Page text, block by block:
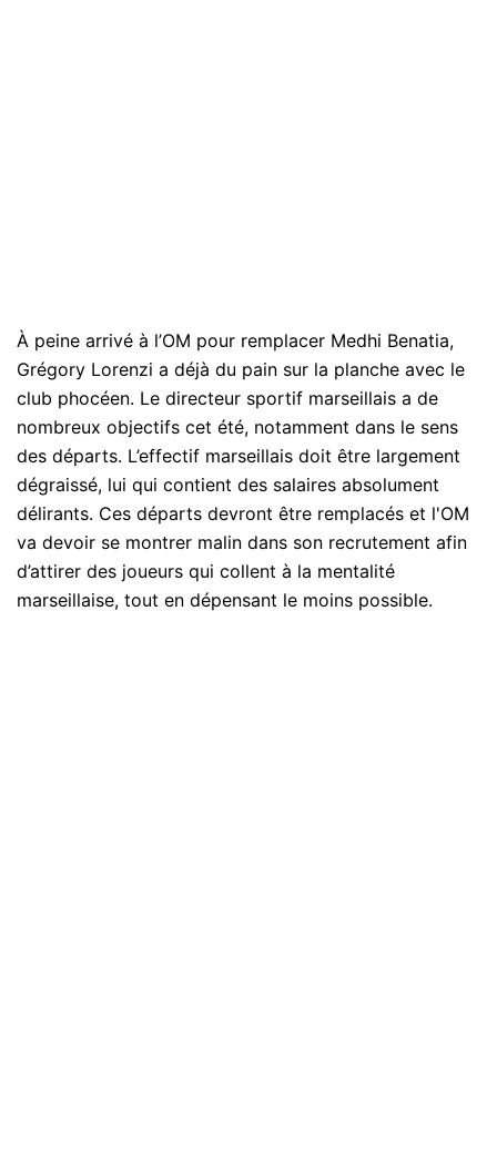
À peine arrivé à l’OM pour remplacer Medhi Benatia,
Grégory Lorenzi a déjà du pain sur la planche avec le
club phocéen. Le directeur sportif marseillais a de
nombreux objectifs cet été, notamment dans le sens
des départs. L’effectif marseillais doit être largement
dégraissé, lui qui contient des salaires absolument
délirants. Ces départs devront être remplacés et l'OM
va devoir se montrer malin dans son recrutement afin
d’attirer des joueurs qui collent à la mentalité
marseillaise, tout en dépensant le moins possible.